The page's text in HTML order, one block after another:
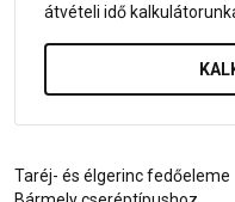
átvételi idő
Taréj- és élgerinc fedőeleme